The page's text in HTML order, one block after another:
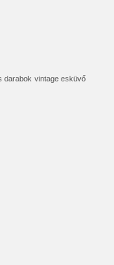
darabok vintage esküvő